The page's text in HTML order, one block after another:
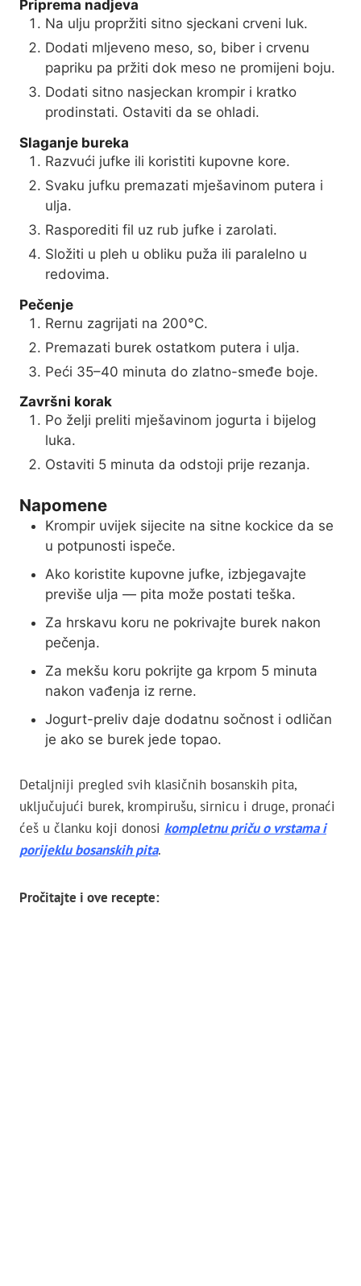
Priprema nadjeva
Na ulju propržiti sitno sjeckani crveni luk.
Dodati mljeveno meso, so, biber i crvenu
papriku pa pržiti dok meso ne promijeni boju.
Dodati sitno nasjeckan krompir i kratko
prodinstati. Ostaviti da se ohladi.
Slaganje bureka
Razvući jufke ili koristiti kupovne kore.
Svaku jufku premazati mješavinom putera i
ulja.
Rasporediti fil uz rub jufke i zarolati.
Složiti u pleh u obliku puža ili paralelno u
redovima.
Pečenje
Rernu zagrijati na 200°C.
Premazati burek ostatkom putera i ulja.
Peći 35–40 minuta do zlatno-smeđe boje.
Završni korak
Po želji preliti mješavinom jogurta i bijelog
luka.
Ostaviti 5 minuta da odstoji prije rezanja.
Napomene
Krompir uvijek sijecite na sitne kockice da se
u potpunosti ispeče.
Ako koristite kupovne jufke, izbjegavajte
previše ulja — pita može postati teška.
Za hrskavu koru ne pokrivajte burek nakon
pečenja.
Za mekšu koru pokrijte ga krpom 5 minuta
nakon vađenja iz rerne.
Jogurt-preliv daje dodatnu sočnost i odličan
je ako se burek jede topao.
Detaljniji pregled svih klasičnih bosanskih pita,
uključujući burek, krompirušu, sirnicu i druge, pronaći
ćeš u članku koji donosi kompletnu priču o vrstama i
porijeklu bosanskih pita.
Pročitajte i ove recepte: